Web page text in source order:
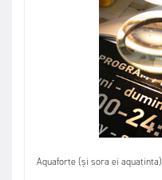
Aquaforte (și sora ei aquatinta)